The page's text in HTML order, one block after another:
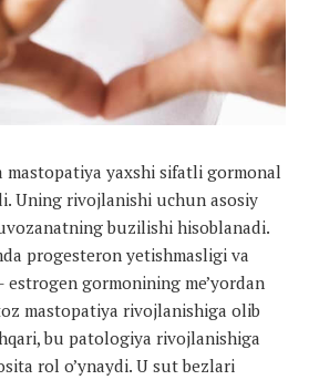
mastopatiya yaxshi sifatli gormonal
Uning rivojlanishi uchun asosiy
buzilishi hisoblanadi.
progesteron yetishmasligi va
gormonining me’yordan
mastopatiya rivojlanishiga olib
bu patologiya rivojlanishiga
rol o’ynaydi. U sut bezlari